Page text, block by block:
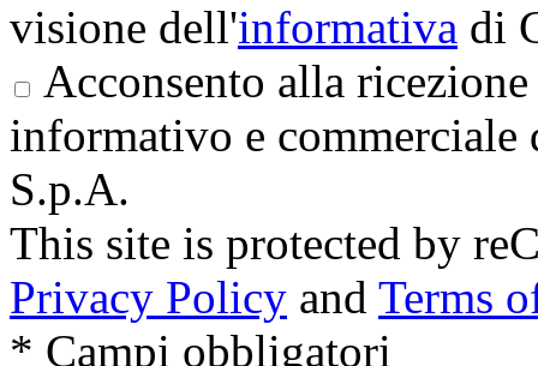
visione dell'informativa di
Acconsento alla
informativo e
S.p.A.
This site is protected by
Privacy Policy and Terms
* Campi obbligatori